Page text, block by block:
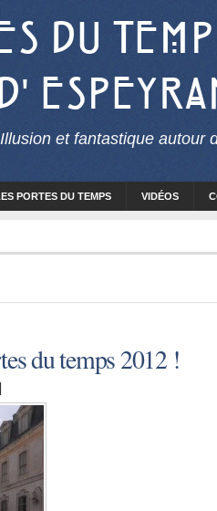
du
Illusion et fantastique autour
PORTES DU TEMPS VIDÉOS
du temps 2012 !